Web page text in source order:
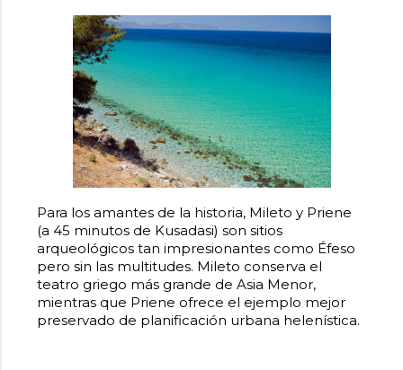
Para los amantes de la historia, Mileto y Priene
(a 45 minutos de Kusadasi) son sitios
arqueológicos tan impresionantes como Éfeso
pero sin las multitudes. Mileto conserva el
teatro griego más grande de Asia Menor,
mientras que Priene ofrece el ejemplo mejor
preservado de planificación urbana helenística.